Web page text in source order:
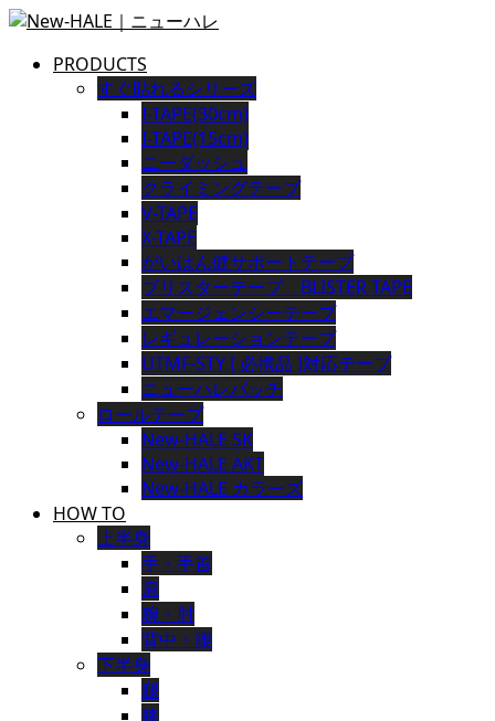
PRODUCTS
すぐ貼れるシリーズ
I-TAPE(30cm)
I-TAPE(15cm)
ニーダッシュ
クライミングテープ
V-TAPE
X-TAPE
がいはん健サポートテープ
ブリスターテープ BLISTER TAPE
エマージェンシーテープ
レギュレーションテープ
UTMF-STY [ 必携品 ]対応テープ
ニューハレパッチ
ロールテープ
New-HALE SK
New-HALE AKT
New-HALE カラーズ
HOW TO
上半身
手・手首
肩
腕・肘
背中・腰
下半身
腿
膝